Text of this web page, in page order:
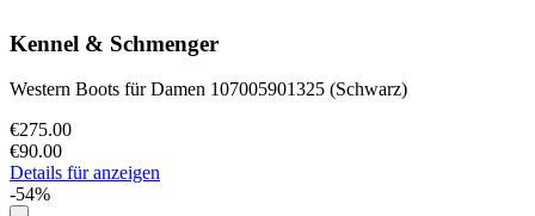
Kennel & Schmenger
Western Boots für Damen 107005901325 (Schwarz)
€275.00
€90.00
Details für anzeigen
-54%